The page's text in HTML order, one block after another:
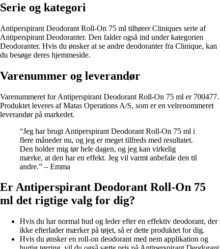
Serie og kategori
Antiperspirant Deodorant Roll-On 75 ml tilhører Cliniques serie af
Antiperspirant Deodoranter. Den falder også ind under kategorien
Deodoranter. Hvis du ønsker at se andre deodoranter fra Clinique, kan
du besøge deres hjemmeside.
Varenummer og leverandør
Varenummeret for Antiperspirant Deodorant Roll-On 75 ml er 700477.
Produktet leveres af Matas Operations A/S, som er en velrenommeret
leverandør på markedet.
“Jeg har brugt Antiperspirant Deodorant Roll-On 75 ml i
flere måneder nu, og jeg er meget tilfreds med resultatet.
Den holder mig tør hele dagen, og jeg kan virkelig
mærke, at den har en effekt. Jeg vil varmt anbefale den til
andre.” – Emma
Er Antiperspirant Deodorant Roll-On 75
ml det rigtige valg for dig?
Hvis du har normal hud og leder efter en effektiv deodorant, der
ikke efterlader mærker på tøjet, så er dette produktet for dig.
Hvis du ønsker en roll-on deodorant med nem applikation og